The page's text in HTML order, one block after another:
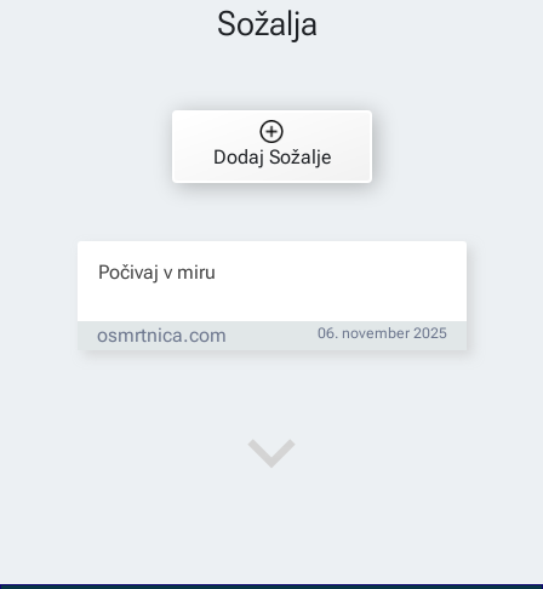
Sožalja
Dodaj Sožalje
Počivaj v miru
osmrtnica.com 06. november 2025